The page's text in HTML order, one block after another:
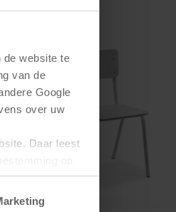
de website te
van de
Google
over uw
Daar leest